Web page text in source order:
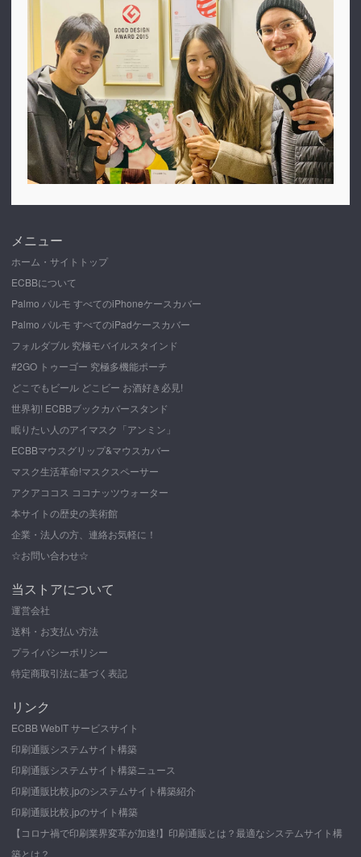
メニュー
ホーム・サイトトップ
ECBBについて
Palmo パルモ すべてのiPhoneケースカバー
Palmo パルモ すべてのiPadケースカバー
フォルダブル 究極モバイルスタインド
#2GO トゥーゴー 究極多機能ポーチ
どこでもビール どこビー お酒好き必見!
世界初! ECBBブックカバースタンド
眠りたい人のアイマスク「アンミン」
ECBBマウスグリップ&マウスカバー
マスク生活革命!マスクスペーサー
アクアココス ココナッツウォーター
本サイトの歴史の美術館
企業・法人の方、連絡お気軽に！
☆お問い合わせ☆
当ストアについて
運営会社
送料・お支払い方法
プライバシーポリシー
特定商取引法に基づく表記
リンク
ECBB WebIT サービスサイト
印刷通販システムサイト構築
印刷通販システムサイト構築ニュース
印刷通販比較.jpのシステムサイト構築紹介
印刷通販比較.jpのサイト構築
【コロナ禍で印刷業界変革が加速!】印刷通販とは？最適なシステムサイト構
築とは？